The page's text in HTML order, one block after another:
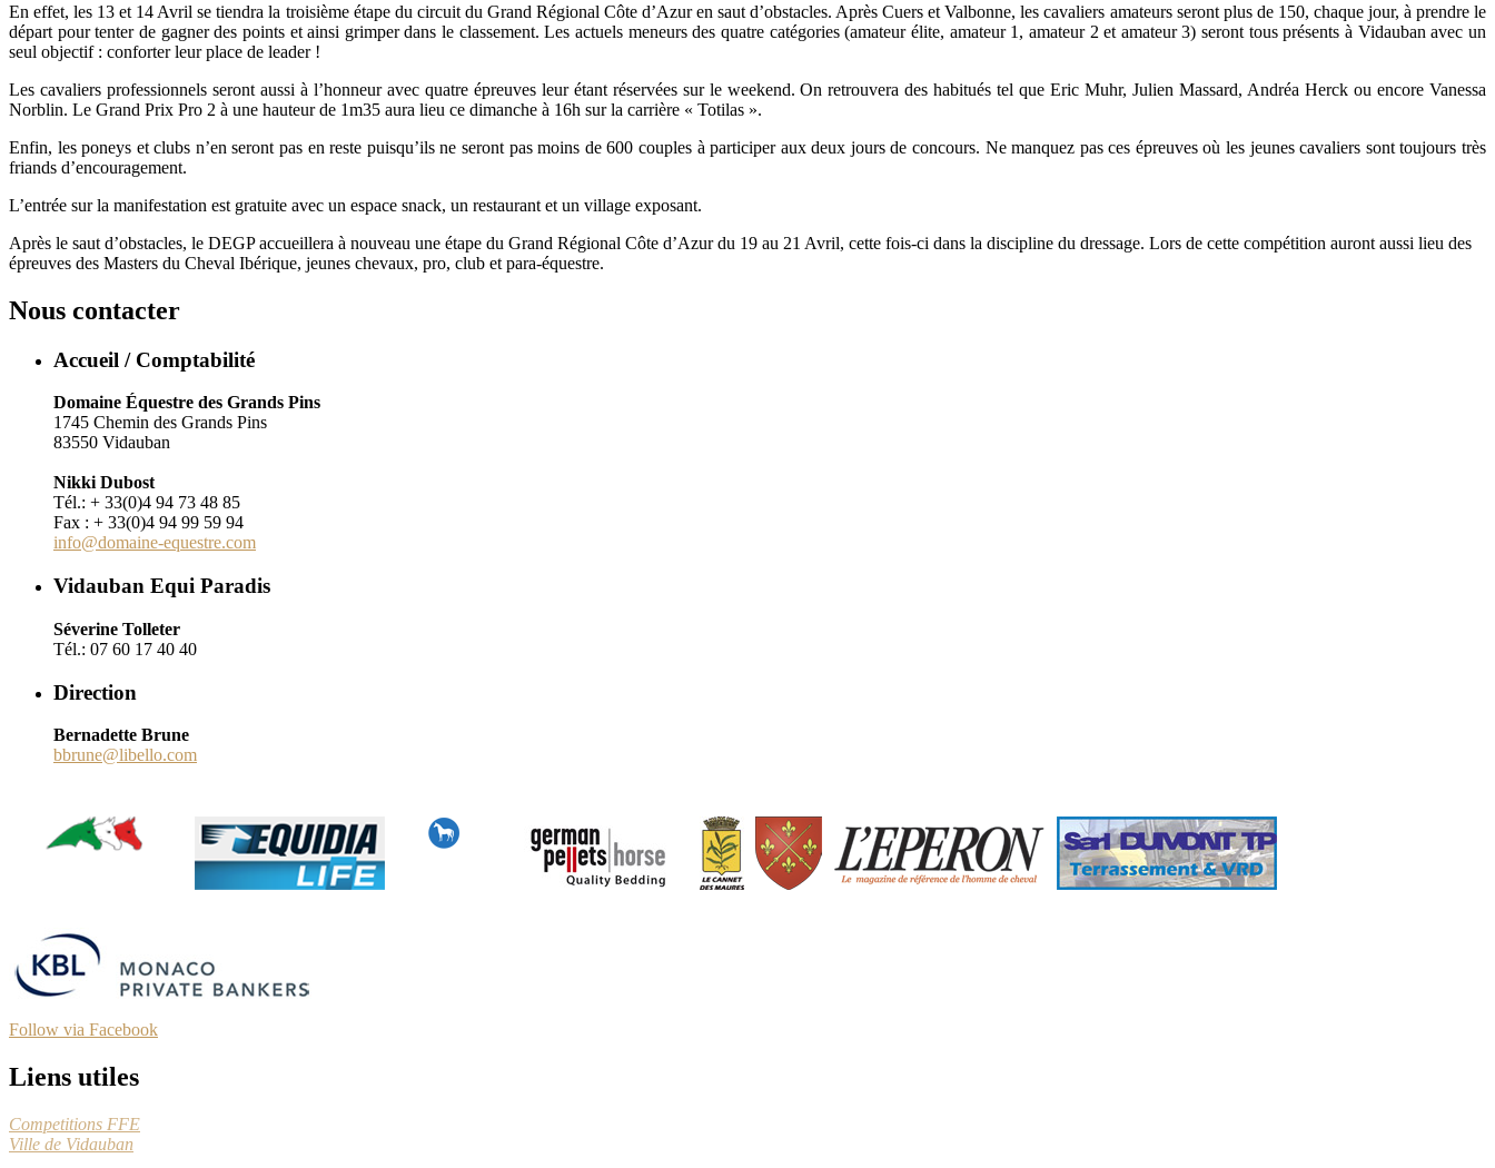
En effet, les 13 et 14 Avril se tiendra la troisième étape du circuit du Grand Régional Côte d’Azur en saut d’obstacles. Après Cuers et Valbonne, les cavaliers amateurs seront plus de 150, chaque jour, à prendre le
départ pour tenter de gagner des points et ainsi grimper dans le classement. Les actuels meneurs des quatre catégories (amateur élite, amateur 1, amateur 2 et amateur 3) seront tous présents à Vidauban avec un
seul objectif : conforter leur place de leader !
Les cavaliers professionnels seront aussi à l’honneur avec quatre épreuves leur étant réservées sur le weekend. On retrouvera des habitués tel que Eric Muhr, Julien Massard, Andréa Herck ou encore Vanessa
Norblin. Le Grand Prix Pro 2 à une hauteur de 1m35 aura lieu ce dimanche à 16h sur la carrière « Totilas ».
Enfin, les poneys et clubs n’en seront pas en reste puisqu’ils ne seront pas moins de 600 couples à participer aux deux jours de concours. Ne manquez pas ces épreuves où les jeunes cavaliers sont toujours très
friands d’encouragement.
L’entrée sur la manifestation est gratuite avec un espace snack, un restaurant et un village exposant.
Après le saut d’obstacles, le DEGP accueillera à nouveau une étape du Grand Régional Côte d’Azur du 19 au 21 Avril, cette fois-ci dans la discipline du dressage. Lors de cette compétition auront aussi lieu des
épreuves des Masters du Cheval Ibérique, jeunes chevaux, pro, club et para-équestre.
Nous contacter
Accueil / Comptabilité
Domaine Équestre des Grands Pins
1745 Chemin des Grands Pins
83550 Vidauban
Nikki Dubost
Tél.: + 33(0)4 94 73 48 85
Fax : + 33(0)4 94 99 59 94
info@domaine-equestre.com
Vidauban Equi Paradis
Séverine Tolleter
Tél.: 07 60 17 40 40
Direction
Bernadette Brune
bbrune@libello.com
Follow via Facebook
Liens utiles
Competitions FFE
Ville de Vidauban